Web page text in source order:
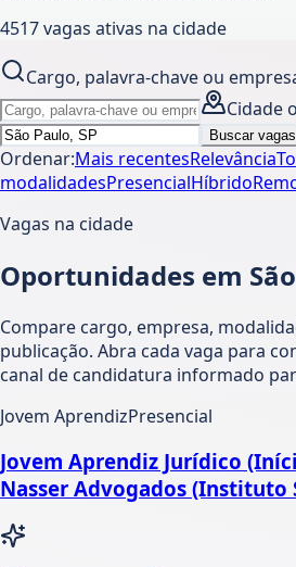
4517vagas ativas na cidade
Cargo, palavra-chave ou
Cidade
Buscar vagas
Ordenar:Mais recentesRelevância
modalidadesPresencialHíbrido
Vagas na cidade
Oportunidades em
Compare cargo, empresa,
publicação. Abra cada vaga para
canal de candidatura informado
Jovem AprendizPresencial
Jovem Aprendiz Jurídico
Nasser Advogados (Instituto